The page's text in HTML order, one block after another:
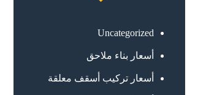
Uncategorized
أسعار بناء ملاحق
أسعار تركيب أسقف معلقة